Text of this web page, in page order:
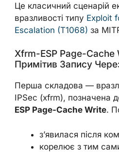
Це класичний сценарій
вразливості типу Exploit
Escalation (T1068) за
Xfrm-ESP Page-Cache
Примітив Запису
Перша складова —
IPSec (xfrm), позначена
ESP Page-Cache Write.
з’явилася після
корелює з тим